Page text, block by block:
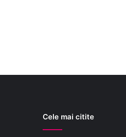
Cele mai citite